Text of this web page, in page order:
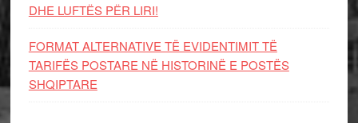
DHE LUFTЁS PЁR LIRI!
FORMAT ALTERNATIVE TË EVIDENTIMIT TË
TARIFËS POSTARE NË HISTORINË E POSTËS
SHQIPTARE